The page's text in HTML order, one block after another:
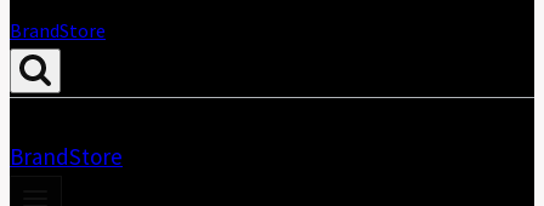
BrandStore
BrandStore